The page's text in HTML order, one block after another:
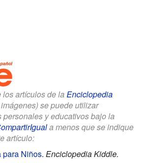
los artículos de la Enciclopedia
se puede utilizar
y educativos bajo la
a menos que se indique
artículo:
para Niños. Enciclopedia Kiddle.